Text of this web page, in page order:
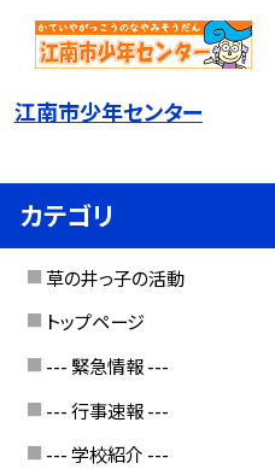
江南市少年センター
カテゴリ
草の井っ子の活動
トップページ
--- 緊急情報 ---
--- 行事速報 ---
--- 学校紹介 ---